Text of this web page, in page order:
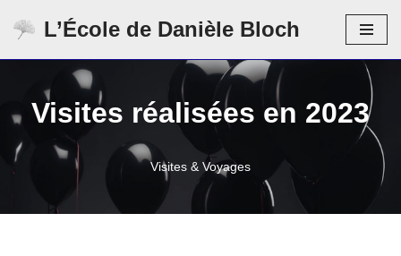
contenu
L’École de Danièle Bloch
Visites réalisées en 2023
Visites & Voyages